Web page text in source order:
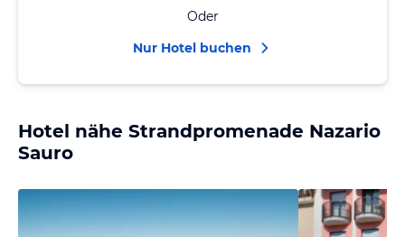
Oder
Nur Hotel buchen
Hotel nähe Strandpromenade Nazario
Sauro